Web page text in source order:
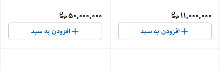
11,000,000
افزودن به سبد
50,000,000
افزودن به سبد